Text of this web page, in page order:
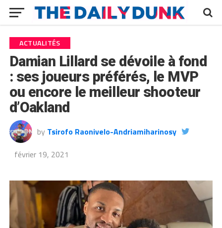
ACTUALITÉS
Damian Lillard se dévoile à fond
: ses joueurs préférés, le MVP
ou encore le meilleur shooteur
d’Oakland
by Tsirofo Raonivelo-Andriamiharinosy
février 19, 2021